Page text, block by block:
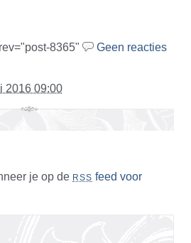
rev="post-8365" Geen reacties
2016 09:00
je op de RSS feed voor